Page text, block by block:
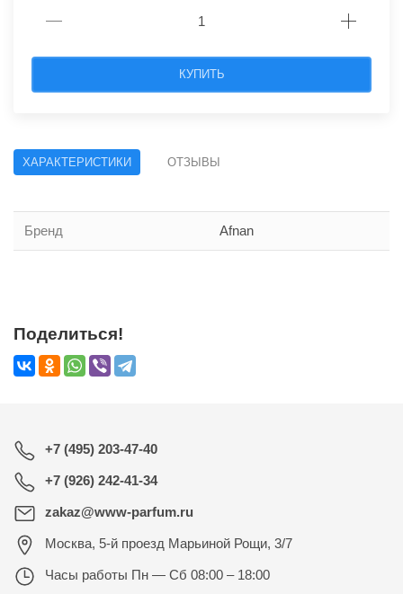
КУПИТЬ
ХАРАКТЕРИСТИКИ ОТЗЫВЫ
Бренд Afnan
Поделиться!
+7 (495) 203-47-40
+7 (926) 242-41-34
zakaz@www-parfum.ru
Москва, 5-й проезд Марьиной Рощи, 3/7
Часы работы Пн — Сб 08:00 – 18:00